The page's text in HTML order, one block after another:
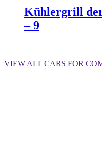
Kühlergrill der
– 9
VIEW ALL CARS FOR